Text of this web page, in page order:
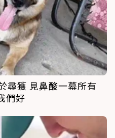
尋獲 見鼻酸一幕所有
們好